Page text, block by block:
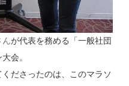
んが代表を務める「一般社団
会。
ださったのは、このマラソ